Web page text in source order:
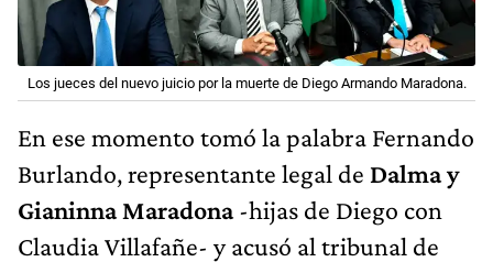
Los jueces del nuevo juicio por la muerte de Diego Armando Maradona.
En ese momento tomó la palabra Fernando
Burlando, representante legal de Dalma y
Gianinna Maradona-hijas de Diego con
Claudia Villafañe- y acusó al tribunal de